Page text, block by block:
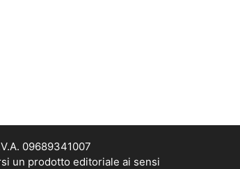
09689341007
un prodotto editoriale ai sensi